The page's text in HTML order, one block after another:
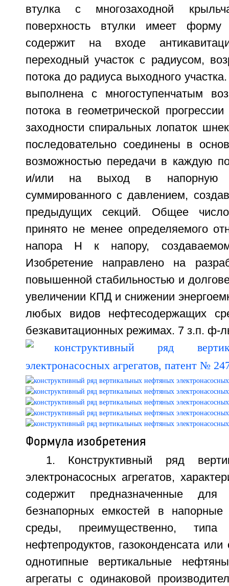
втулка с многозаходной
поверхность втулки имеет форму
содержит на входе
переходный участок с радиусом,
потока до радиуса выходного
выполнена с многоступенчатым
потока в геометрической
заходности спиральных лопаток
последовательно соединены в
возможностью передачи в каждую
и/или на выход в напорную
суммированного с давлением,
предыдущих секций. Общее
принято не менее определяемого
напора Н к напору,
Изобретение направлено на
повышенной стабильностью и
увеличении КПД и снижении
любых видов нефтесодержащих
безкавитационных режимах. 7 з.п. ф-
Формула изобретения
1. Конструктивный ряд
электронасосных агрегатов,
содержит предназначенные для
безнапорных емкостей в напорные
среды, преимущественно,
нефтепродуктов, газоконденсата
однотипные вертикальные
агрегаты с одинаковой